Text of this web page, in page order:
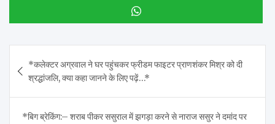
navigation
*कलेक्टर अग्रवाल ने घर पहुंचकर फ्रीडम फाइटर प्राणशंकर मिश्र को दी
श्रद्धांजलि, क्या कहा जानने के लिए पढ़ें…*
*बिग ब्रेकिंग:– शराब पीकर ससुराल में झगड़ा करने से नाराज ससुर ने दमांद पर